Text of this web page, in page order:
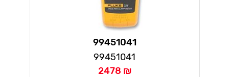
99451041
99451041
2478 ₪